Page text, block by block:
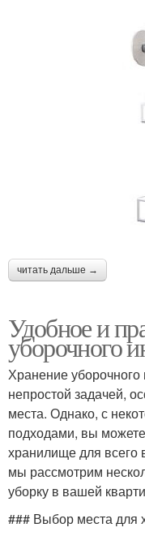
читать дальше →
Удобное и
уборочного
Хранение
непростой задачей,
места. Однако, с
подходами, вы
хранилище для всего
мы рассмотрим
уборку в вашей
### Выбор места для